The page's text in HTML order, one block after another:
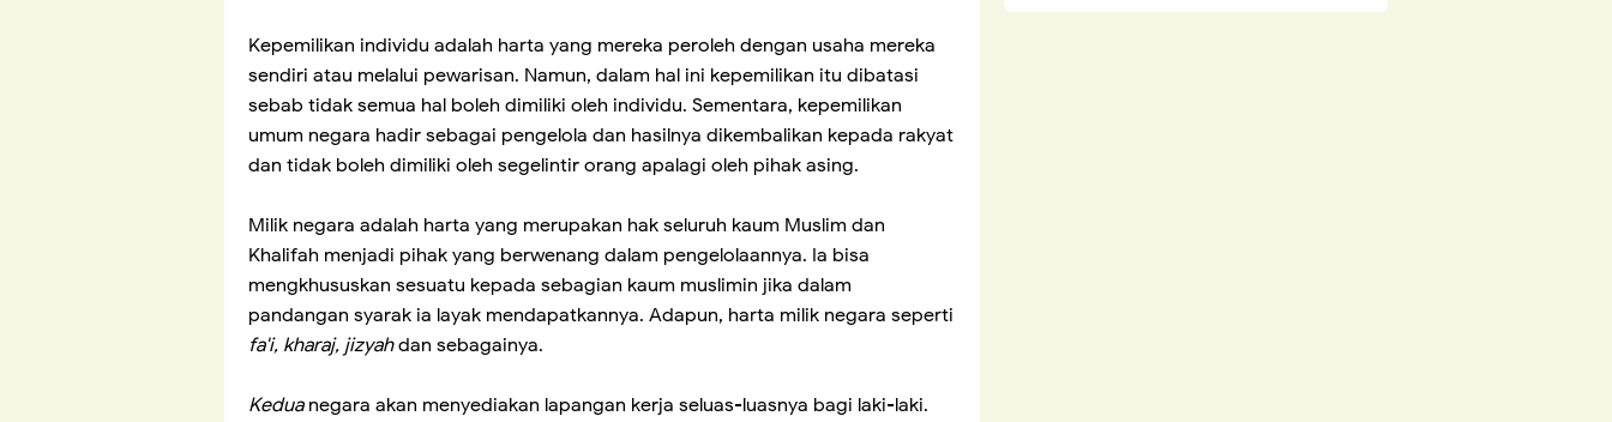
Kepemilikan individu adalah harta yang mereka peroleh dengan usaha mereka
sendiri atau melalui pewarisan. Namun, dalam hal ini kepemilikan itu dibatasi
sebab tidak semua hal boleh dimiliki oleh individu. Sementara, kepemilikan
umum negara hadir sebagai pengelola dan hasilnya dikembalikan kepada rakyat
dan tidak boleh dimiliki oleh segelintir orang apalagi oleh pihak asing.
Milik negara adalah harta yang merupakan hak seluruh kaum Muslim dan
Khalifah menjadi pihak yang berwenang dalam pengelolaannya. Ia bisa
mengkhususkan sesuatu kepada sebagian kaum muslimin jika dalam
pandangan syarak ia layak mendapatkannya. Adapun, harta milik negara seperti
fa'i, kharaj, jizyahdan sebagainya.
Kedua negara akan menyediakan lapangan kerja seluas-luasnya bagi laki-laki.